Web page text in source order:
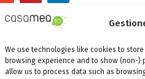
We use technologies like cookies to
browsing experience and to show (non-
allow us to process data such as
si